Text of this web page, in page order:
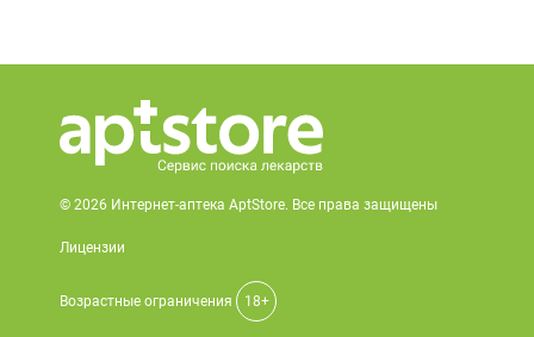
© 2026 Интернет-аптека AptStore. Все права защищены
Лицензии
Возрастные ограничения 18+